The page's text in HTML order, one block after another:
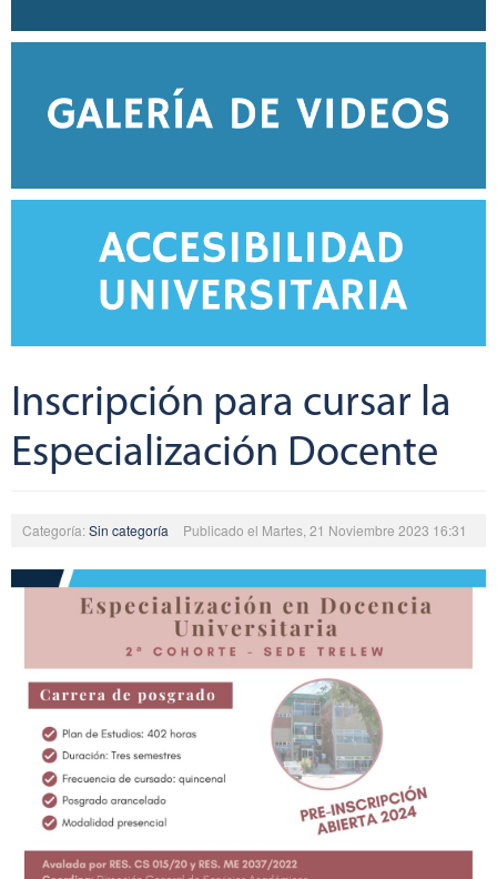
Inscripción para cursar la
Especialización Docente
Categoría:Sin categoría Publicado el Martes, 21 Noviembre 2023 16:31